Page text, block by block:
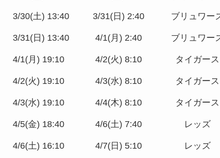
3/30(土) 13:40 3/31(日) 2:40 ブリュワー
3/31(日) 13:40 4/1(月) 2:40 ブリュワー
4/1(月) 19:10 4/2(火) 8:10 タイガース
4/2(火) 19:10 4/3(水) 8:10 タイガース
4/3(水) 19:10 4/4(木) 8:10 タイガース
4/5(金) 18:40 4/6(土) 7:40 レッズ
4/6(土) 16:10 4/7(日) 5:10 レッズ